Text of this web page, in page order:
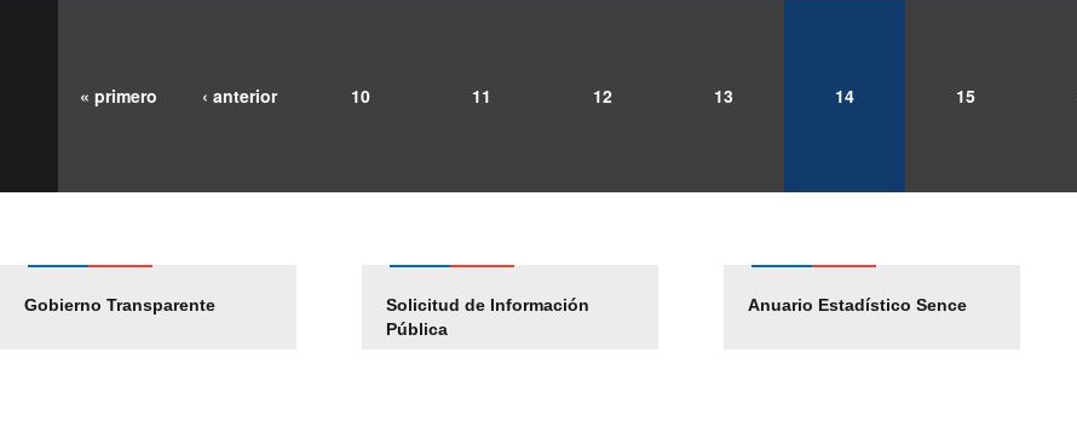
« primero ‹ anterior 10 11 12 13 14 15
Gobierno Transparente
Solicitud de Información
Pública
Anuario Estadístico Sence
Pago Proveedores
Empleos Públicos
Solicitud Audiencias